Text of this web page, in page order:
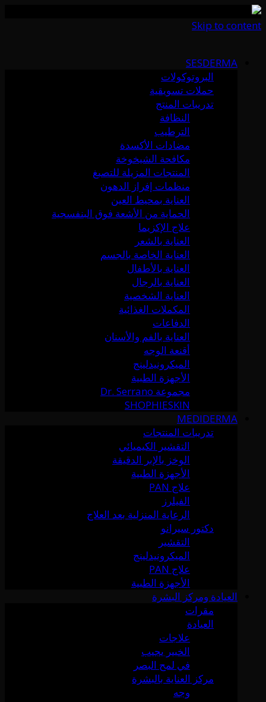
Skip to content
SESDERMA
البروتوكولات
حملات تسويقية
تدريبات المنتج
النظافة
الترطيب
مضادات الأكسدة
مكافحة الشيخوخة
المنتجات المزيلة للتصبغ
منظمات إفراز الدهون
العناية بمحيط العين
الحماية من الأشعة فوق البنفسجية
علاج الإكزيما
العناية بالشعر
العناية الخاصة بالجسم
العناية بالأطفال
العناية بالرجال
العناية الشخصية
المكملات الغذائية
الدفاعات
العناية بالفم والأسنان
أقنعة الوجه
الميكرونيدلينج
الأجهزة الطبية
مجموعة Dr. Serrano
SHOPHIESKIN
MEDIDERMA
تدريبات المنتجات
التقشير الكيميائي
الوخز بالإبر الدقيقة
الأجهزة الطبية
علاج PAN
الفيلرز
الرعاية المنزلية بعد العلاج
دكتور سيرانو
التقشير
الميكرونيدلينج
علاج PAN
الأجهزة الطبية
العيادة ومركز البشرة
مقرات
العيادة
علاجات
الخبير يجيب
في لمح البصر
مركز العناية بالبشرة
وجه